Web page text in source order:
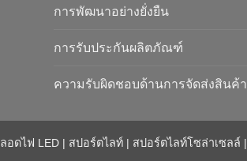
การพัฒนาอย่างยั่งยืน
การรับประกันผลิตภัณฑ์
ความรับผิดชอบด้านการจัดส่งสินค้า
อดไฟ LED | สปอร์ตไลท์ | สปอร์ตไลท์โซล่าเซลล์ |